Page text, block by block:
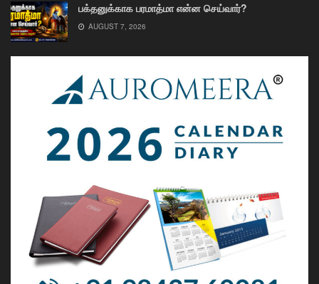
பக்தனுக்காக பரமாத்மா என்ன செய்வார்?
AUGUST 7, 2026